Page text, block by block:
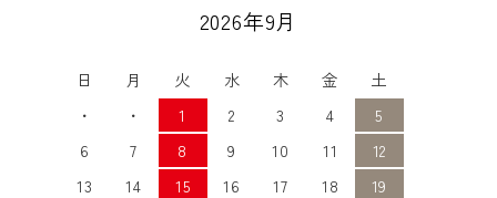
2026年9月
日 月 火 水 木 金
土
・
・ 1 2 3 4
5
6
7 8 9 10 11
12
13
14 15 16 17 18
19